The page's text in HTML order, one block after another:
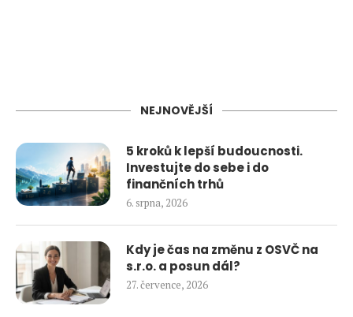
NEJNOVĚJŠÍ
5 kroků k lepší budoucnosti.
Investujte do sebe i do
finančních trhů
6. srpna, 2026
Kdy je čas na změnu z OSVČ na
s.r.o. a posun dál?
27. července, 2026